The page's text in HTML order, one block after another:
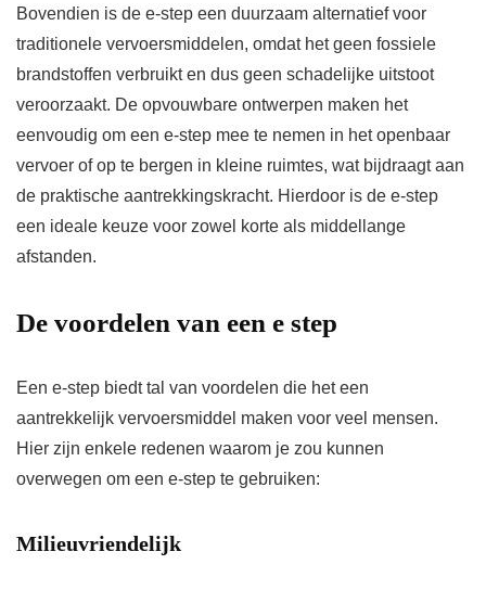
Bovendien is de e-step een duurzaam alternatief voor
traditionele vervoersmiddelen, omdat het geen fossiele
brandstoffen verbruikt en dus geen schadelijke uitstoot
veroorzaakt. De opvouwbare ontwerpen maken het
eenvoudig om een e-step mee te nemen in het openbaar
vervoer of op te bergen in kleine ruimtes, wat bijdraagt aan
de praktische aantrekkingskracht. Hierdoor is de e-step
een ideale keuze voor zowel korte als middellange
afstanden.
De voordelen van een e step
Een e-step biedt tal van voordelen die het een
aantrekkelijk vervoersmiddel maken voor veel mensen.
Hier zijn enkele redenen waarom je zou kunnen
overwegen om een e-step te gebruiken:
Milieuvriendelijk